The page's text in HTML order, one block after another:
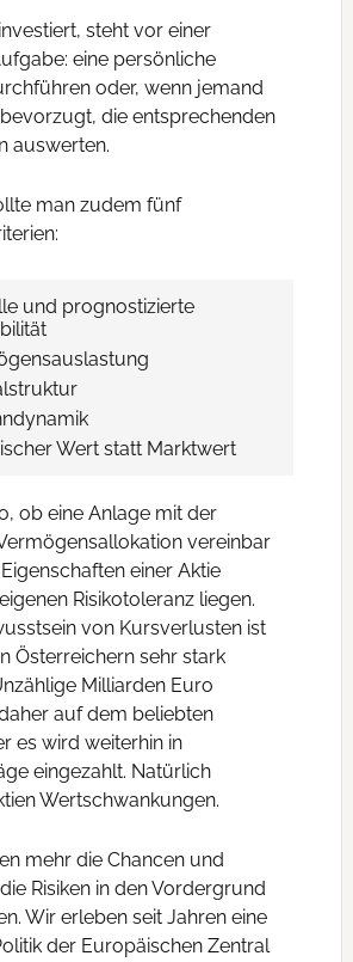
steht vor einer
eine persönliche
oder, wenn jemand
die entsprechenden
auswerten.
man zudem fünf
und prognostizierte
Wert statt Marktwert
ob eine Anlage mit der
vereinbar
einer Aktie
Risikotoleranz liegen.
von Kursverlusten ist
Österreichern sehr stark
Milliarden Euro
auf dem beliebten
es wird weiterhin in
eingezahlt. Natürlich
Wertschwankungen.
mehr die Chancen und
Risiken in den Vordergrund
Wir erleben seit Jahren eine
der Europäischen Zentral